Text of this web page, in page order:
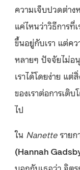
ความเจ็บปวดต่าง
แค่ไหนว่าวิธีการที่
ขึ้นอยู่กับเรา แต่ค
หลายๆ ปัจจัยไม่อ
เราได้โดยง่าย แ
ของเราต่อการเติ
ไป
ใน Nanette ราย
(Hannah